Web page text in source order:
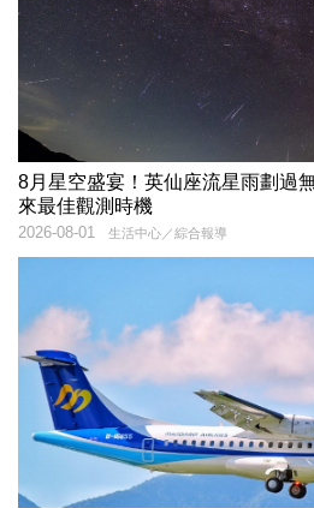
8月星空盛宴！英仙座流星雨劃過
來最佳觀測時機
生活中心／綜合報導
2026-08-01